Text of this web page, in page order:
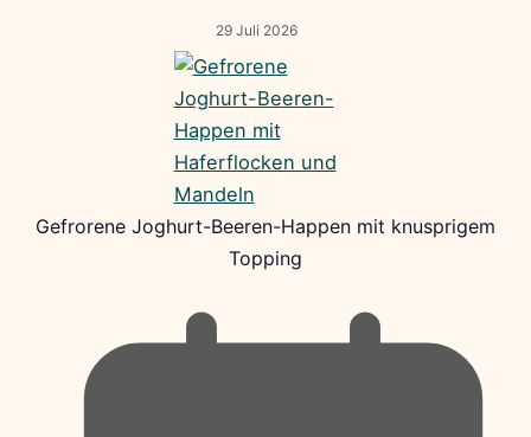
29 Juli 2026
Gefrorene Joghurt-Beeren-Happen mit knusprigem
Topping